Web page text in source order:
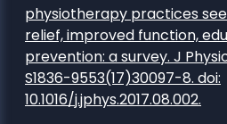
physiotherapy practices
relief, improved function,
prevention: a survey. J
S1836-9553(17)30097-8. doi:
10.1016/j.jphys.2017.08.002.